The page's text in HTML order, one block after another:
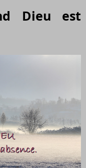
Dieu est